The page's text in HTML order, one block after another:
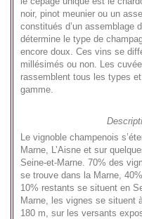
noir, pinot meunier ou un
constitués d’un assemblage
détermine le type de
encore doux. Ces vins se
millésimés ou non. Les
rassemblent tous les types
gamme.
Le vignoble champenois
Marne, L’Aisne et sur
Seine-et-Marne. 70% des
se trouve dans la Marne,
10% restants se situent en
Marne, les vignes se situent
180 m, sur les versants